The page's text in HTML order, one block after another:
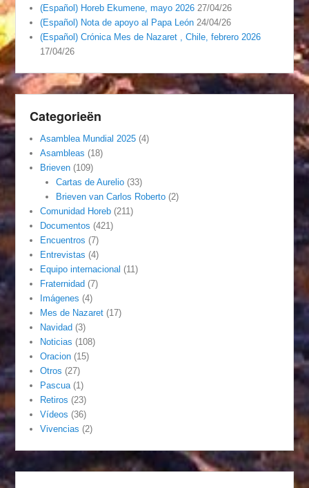
(Español) Horeb Ekumene, mayo 2026 27/04/26
(Español) Nota de apoyo al Papa León 24/04/26
(Español) Crónica Mes de Nazaret , Chile, febrero 2026
17/04/26
Categorieën
Asamblea Mundial 2025 (4)
Asambleas (18)
Brieven (109)
Cartas de Aurelio(33)
Brieven van Carlos Roberto(2)
Comunidad Horeb (211)
Documentos (421)
Encuentros (7)
Entrevistas (4)
Equipo internacional (11)
Fraternidad (7)
Imágenes (4)
Mes de Nazaret (17)
Navidad (3)
Noticias (108)
Oracion (15)
Otros (27)
Pascua (1)
Retiros (23)
Vídeos (36)
Vivencias (2)